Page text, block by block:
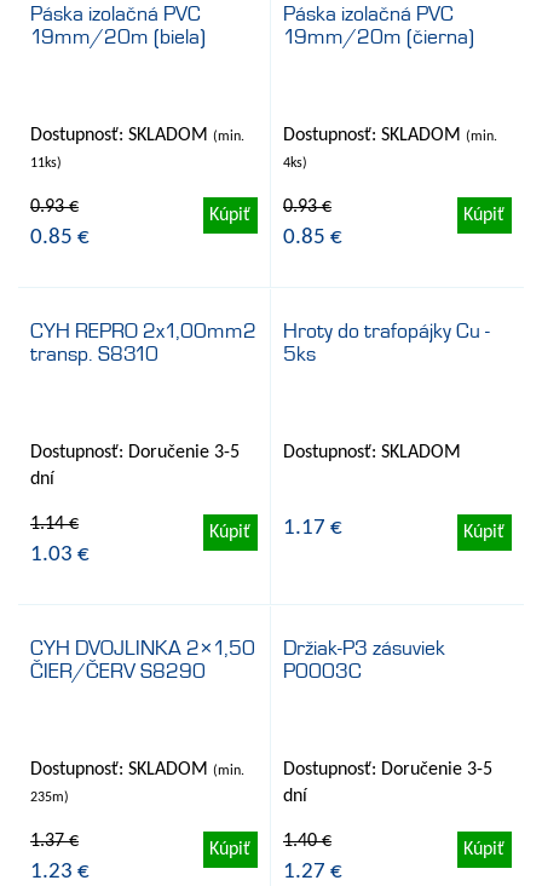
Páska izolačná PVC
19mm/20m (biela)
- 9%
Dostupnosť: SKLADOM (min.
11ks)
0.93 €
0.85 €
Kúpiť
Páska izolačná PVC
19mm/20m (čierna)
- 9%
Dostupnosť: SKLADOM (min.
4ks)
0.93 €
0.85 €
Kúpiť
CYH REPRO 2x1,00mm2
transp. S8310
- 10%
Dostupnosť: Doručenie 3-5
dní
1.14 €
1.03 €
Kúpiť
Hroty do trafopájky Cu -
5ks
Dostupnosť: SKLADOM
1.17 € Kúpiť
CYH DVOJLINKA 2×1,50
ČIER/ČERV S8290
- 10%
Dostupnosť: SKLADOM (min.
235m)
1.37 €
1.23 €
Kúpiť
Držiak-P3 zásuviek
P0003C
- 9%
Dostupnosť: Doručenie 3-5
dní
1.40 €
1.27 €
Kúpiť